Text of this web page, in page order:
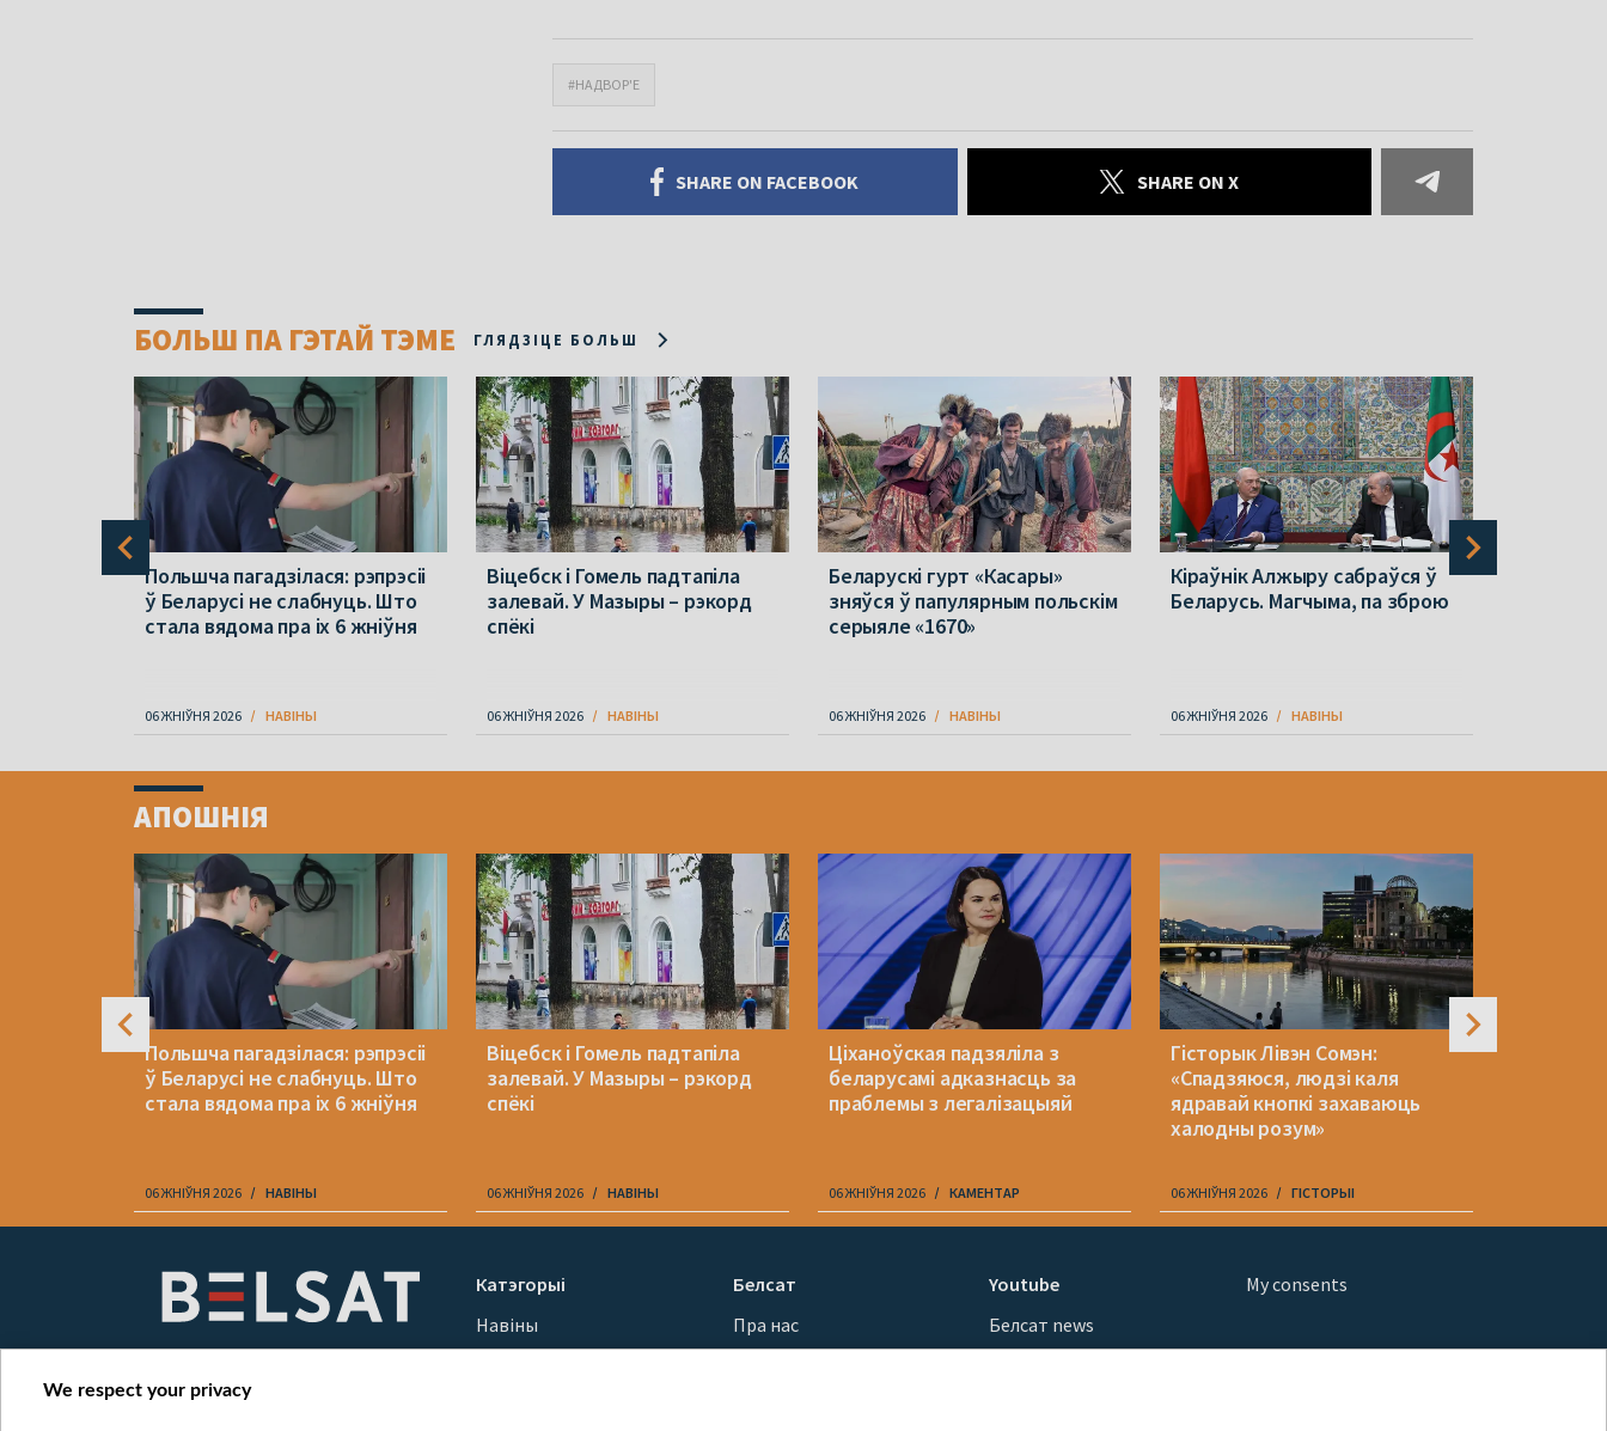
#НАДВОР'Е
SHARE ON FACEBOOK SHARE ON X
БОЛЬШ ПА ГЭТАЙ ТЭМЕ ГЛЯДЗІЦЕ БОЛЬШ
Польшча пагадзілася: рэпрэсіі
ў Беларусі не слабнуць. Што
стала вядома пра іх 6 жніўня
06 ЖНІЎНЯ 2026 НАВІНЫ
Віцебск і Гомель падтапіла
залевай. У Мазыры – рэкорд
спёкі
06 ЖНІЎНЯ 2026 НАВІНЫ
Беларускі гурт «Касары»
зняўся ў папулярным польскім
серыяле «1670»
06 ЖНІЎНЯ 2026 НАВІНЫ
Кіраўнік Алжыру сабраўся ў
Беларусь. Магчыма, па зброю
06 ЖНІЎНЯ 2026 НАВІНЫ
ofАПОШНІЯ
Польшча пагадзілася: рэпрэсіі
ў Беларусі не слабнуць. Што
стала вядома пра іх 6 жніўня
06 ЖНІЎНЯ 2026 НАВІНЫ
Віцебск і Гомель падтапіла
залевай. У Мазыры – рэкорд
спёкі
06 ЖНІЎНЯ 2026 НАВІНЫ
Ціханоўская падзяліла з
беларусамі адказнасць за
праблемы з легалізацыяй
06 ЖНІЎНЯ 2026 КАМЕНТАР
Гісторык Лівэн Сомэн:
«Спадзяюся, людзі каля
ядравай кнопкі захаваюць
халодны розум»
06 ЖНІЎНЯ 2026 ГІСТОРЫІ
Катэгорыі
Навіны
Вайна
Белсат
Пра нас
Кантакты
Youtube
Белсат news
Белсат Shorts
My consents
We respect your privacy